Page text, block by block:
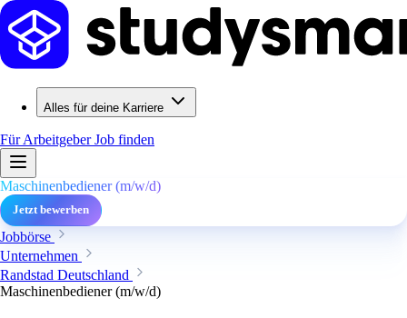
Alles für deine Karriere
Für ArbeitgeberJob finden
Maschinenbediener (m/w/d)
Jetzt bewerben
Jobbörse
Unternehmen
Randstad Deutschland
Maschinenbediener (m/w/d)